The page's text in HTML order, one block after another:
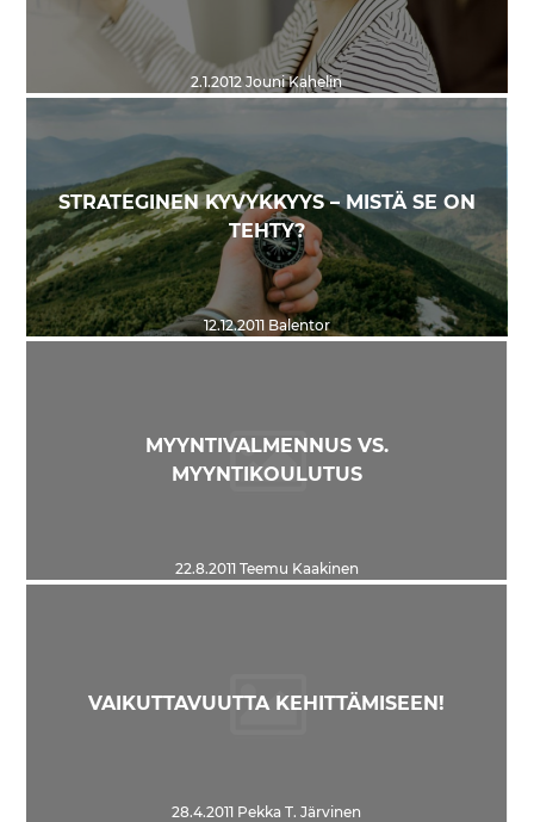
2.1.2012Jouni Kahelin
STRATEGINEN KYVYKKYYS – MISTÄ SE ON
TEHTY?
12.12.2011 Balentor
MYYNTIVALMENNUS VS.
MYYNTIKOULUTUS
22.8.2011 Teemu Kaakinen
VAIKUTTAVUUTTA KEHITTÄMISEEN!
28.4.2011 Pekka T. Järvinen